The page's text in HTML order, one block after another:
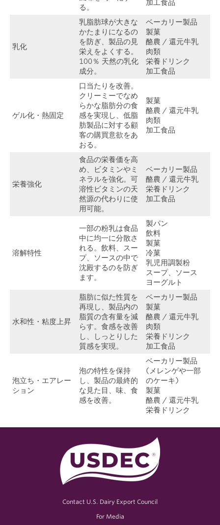
る。
加工食品
乳化
乳脂肪球が大きな
かたまりになるの
を防ぎ、製品の見
栄えをよくする。
100％ 天然の乳化
成分。
ベーカリー製品
製菓
酪農 / 還元牛乳
肉類
栄養ドリンク
加工食品
ゲル化・熱固定
口当たりを改善。
クリーミーでなめ
らかな脂肪分の食
感を実現し、低脂
肪製品に対する顧
客の購買意欲をあ
おる。
製菓
酪農 / 還元牛乳
肉類
加工食品
栄養強化
食品の栄養価を高
め、ビタミンやミ
ネラルを強化。可
溶性ビタミンの天
然源の代わりに使
用可能。
ベーカリー製品
酪農 / 還元牛乳
栄養ドリンク
加工食品
溶解特性
一部の粉乳は食品
中に均一に分散さ
れる。飲料、スー
プ、ソースの中で
沈殿するのを防ぎ
ます。
製パン
飲料
製菓
冷菓
乳児用調製粉
スープ、ソース
ヨーグルト
水和性・粘度上昇
脂肪に似た性質を
再現し、製品内の
脂質の含有量を減
らす。食感を改善
し、しっとりした
質感を実現。
ベーカリー製品
製菓
酪農 / 還元牛乳
肉類
栄養ドリンク
加工食品
泡立ち・エアレー
ション
泡の特性を保持
し、製品の最終的
な見た目、味、食
感を改善。
ベーカリー製品
(メレンゲや一部
のケーキ)
製菓
酪農 / 還元牛乳
栄養ドリンク
Contact U.S. Dairy Export Council
For Media